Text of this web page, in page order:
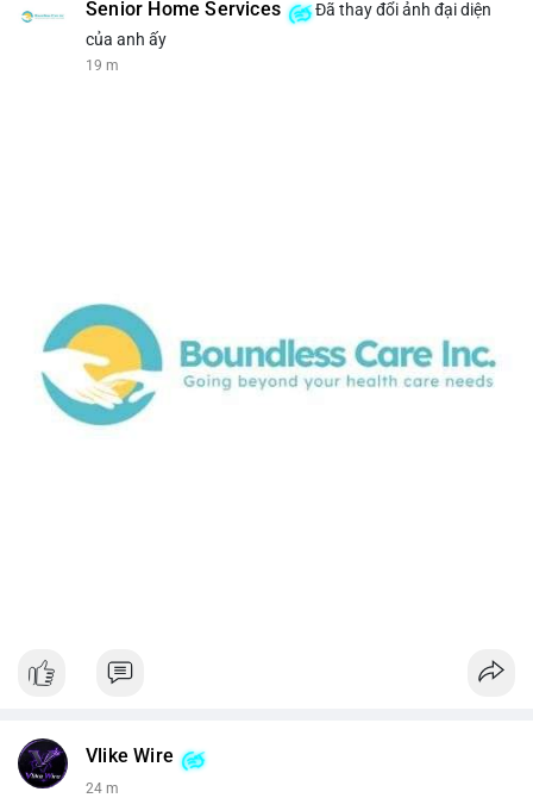
Senior Home Services
Đã thay đổi ảnh đại diện
của anh ấy
19 m
Vlike Wire
24 m